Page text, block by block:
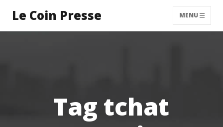
Le Coin Presse MENU
Tag tchat